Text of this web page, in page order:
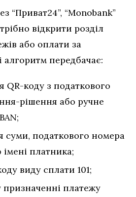
“Приват24”, “Monobank”
відкрити розділ
або оплати за
алгоритм передбачає:
QR-коду з податкового
рішення або ручне
суми, податкового номера
платника;
виду сплати 101;
призначенні платежу